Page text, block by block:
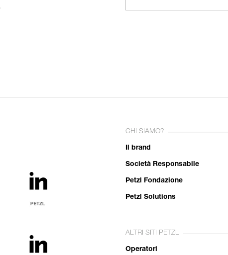
CHI SIAMO?
Il brand
Società Responsabile
Petzl Fondazione
Petzl Solutions
ALTRI SITI PETZL
Operatori